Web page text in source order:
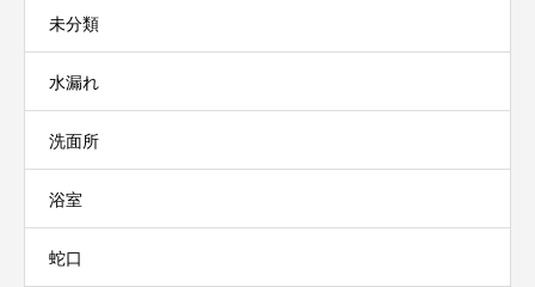
未分類
水漏れ
洗面所
浴室
蛇口